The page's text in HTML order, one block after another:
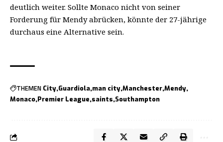
deutlich weiter. Sollte Monaco nicht von seiner
Forderung für Mendy abrücken, könnte der 27-jährige
durchaus eine Alternative sein.
THEMEN City Guardiola man city Manchester Mendy
Monaco Premier League saints Southampton